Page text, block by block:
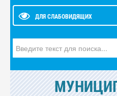
ДЛЯ СЛАБОВИДЯЩИХ